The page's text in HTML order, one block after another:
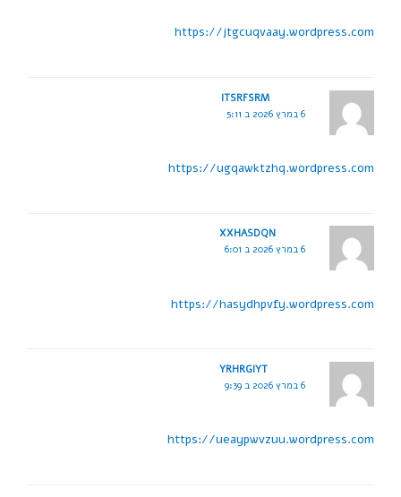
https://jtgcuqvaay.wordpress.com
ITSRFSRM
6 במרץ 2026 ב 5:11
https://ugqawktzhq.wordpress.com
XXHASDQN
6 במרץ 2026 ב 6:01
https://hasydhpvfy.wordpress.com
YRHRGIYT
6 במרץ 2026 ב 9:39
https://ueaypwvzuu.wordpress.com